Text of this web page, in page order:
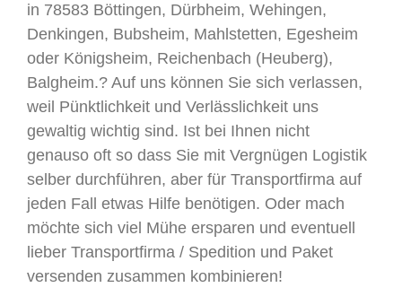
in 78583 Böttingen, Dürbheim, Wehingen,
Denkingen, Bubsheim, Mahlstetten, Egesheim
oder Königsheim, Reichenbach (Heuberg),
Balgheim.? Auf uns können Sie sich verlassen,
weil Pünktlichkeit und Verlässlichkeit uns
gewaltig wichtig sind. Ist bei Ihnen nicht
genauso oft so dass Sie mit Vergnügen Logistik
selber durchführen, aber für Transportfirma auf
jeden Fall etwas Hilfe benötigen. Oder mach
möchte sich viel Mühe ersparen und eventuell
lieber Transportfirma / Spedition und Paket
versenden zusammen kombinieren!